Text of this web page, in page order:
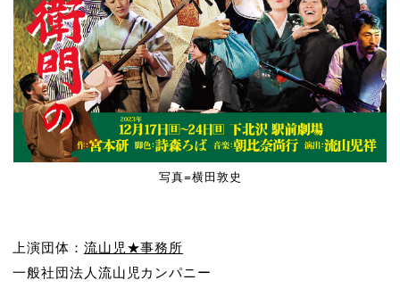
写真=横田敦史
上演団体： 流山児★事務所
一般社団法人流山児カンパニー